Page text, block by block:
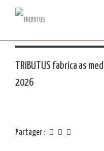
TRIBUTUS fabrica as
2026
Partager :